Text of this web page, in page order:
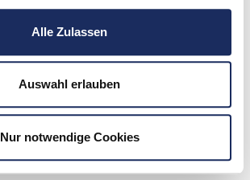
Alle Zulassen
Auswahl erlauben
Nur notwendige Cookies